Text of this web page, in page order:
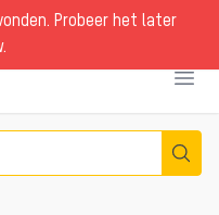
Probeer het later
English
Menu